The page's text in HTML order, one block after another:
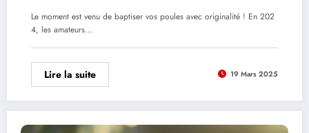
Le moment est venu de baptiser vos poules avec originalité ! En 202
4, les amateurs…
Lire la suite 19 Mars 2025